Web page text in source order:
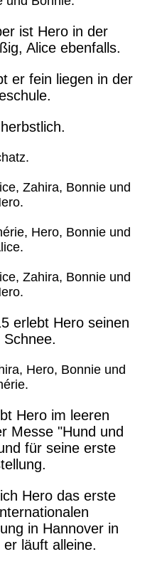
ist Hero in der
Alice ebenfalls.
er fein liegen in der
Zahira, Bonnie und
Hero, Bonnie und
Zahira, Bonnie und
erlebt Hero seinen
Hero, Bonnie und
Hero im leeren
Messe "Hund und
für seine erste
Hero das erste
in Hannover in
läuft alleine.